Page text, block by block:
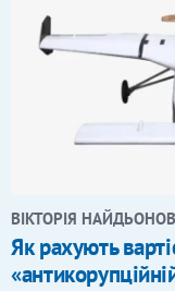
ВІКТОРІЯ
Як рахують